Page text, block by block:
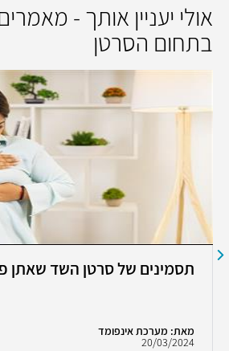
אולי יעניין אותך -
בתחום הסרטן
תסמינים של סרטן השד שאתן
מאת: מערכת אינפומד
20/03/2024